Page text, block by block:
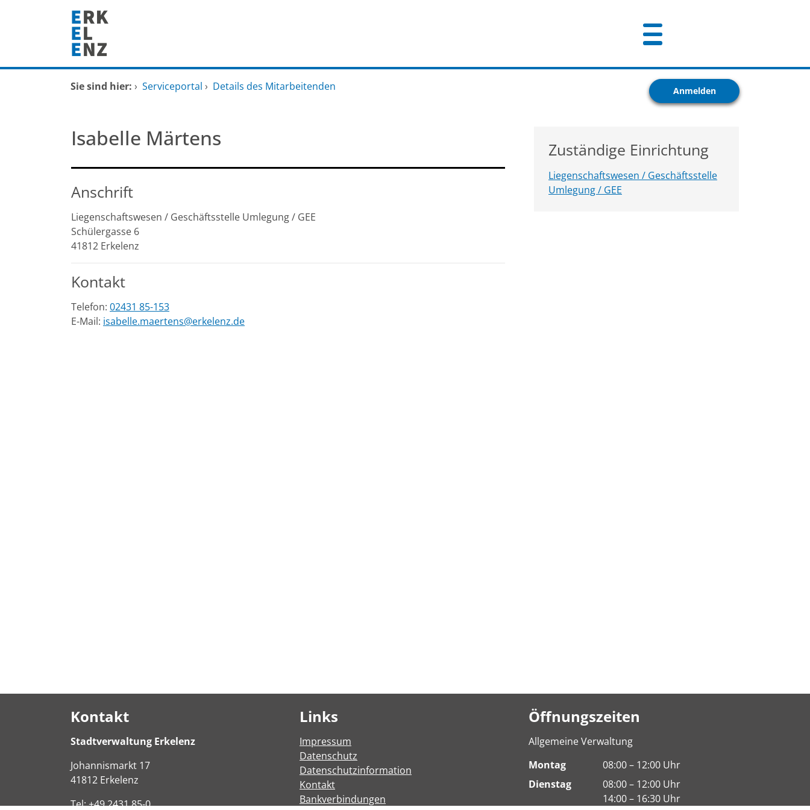
Zum Hauptinhalt springen
Startseite
Mitarbeitende A-Z
FAQ
Sie sind hier: › Serviceportal › Details des Mitarbeitenden Anmelden
Isabelle Märtens
Anschrift
Liegenschaftswesen / Geschäftsstelle Umlegung / GEE
Schülergasse 6
41812 Erkelenz
Kontakt
Telefon: 02431 85-153
E-Mail: isabelle.maertens@erkelenz.de
Zuständige Einrichtung
Liegenschaftswesen / Geschäftsstelle
Umlegung / GEE
Kontakt
Stadtverwaltung Erkelenz
Johannismarkt 17
41812 Erkelenz
Tel:+49 2431 85-0
Links
Impressum
Datenschutz
Datenschutzinformation
Kontakt
Bankverbindungen
Öffnungszeiten
Allgemeine Verwaltung
Montag
08:00 – 12:00 Uhr
Dienstag
08:00 – 12:00 Uhr
14:00 – 16:30 Uhr